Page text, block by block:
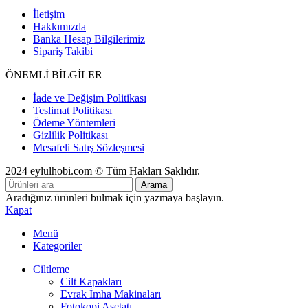
İletişim
Hakkımızda
Banka Hesap Bilgilerimiz
Sipariş Takibi
ÖNEMLİ BİLGİLER
İade ve Değişim Politikası
Teslimat Politikası
Ödeme Yöntemleri
Gizlilik Politikası
Mesafeli Satış Sözleşmesi
2024 eylulhobi.com © Tüm Hakları Saklıdır.
Arama
Aradığınız ürünleri bulmak için yazmaya başlayın.
Kapat
Menü
Kategoriler
Ciltleme
Cilt Kapakları
Evrak İmha Makinaları